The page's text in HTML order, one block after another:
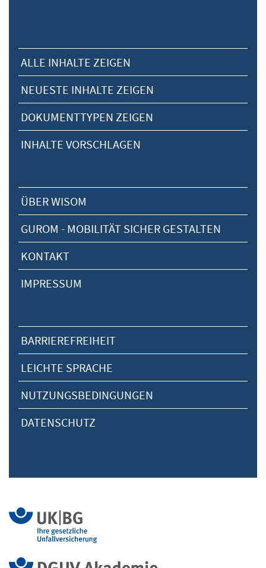
ALLE INHALTE ZEIGEN
NEUESTE INHALTE ZEIGEN
DOKUMENTTYPEN ZEIGEN
INHALTE VORSCHLAGEN
ÜBER WISOM
GUROM - MOBILITÄT SICHER GESTALTEN
KONTAKT
IMPRESSUM
BARRIEREFREIHEIT
LEICHTE SPRACHE
NUTZUNGSBEDINGUNGEN
DATENSCHUTZ